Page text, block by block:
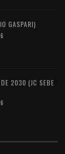
GASPARI)
2030 (JC SEBE